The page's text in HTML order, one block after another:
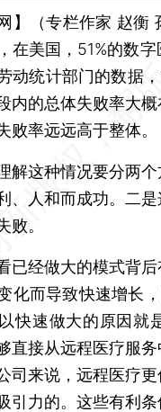
】（专栏作家 赵衡
在美国，51%的数
动统计部门的数据
内的总体失败率大
败率远远高于整体。
这种情况要分两个
、人和而成功。二
败。
经做大的模式背后
化而导致快速增长
快速做大的原因就
直接从远程医疗服
司来说，远程医疗
引力的。这些有利